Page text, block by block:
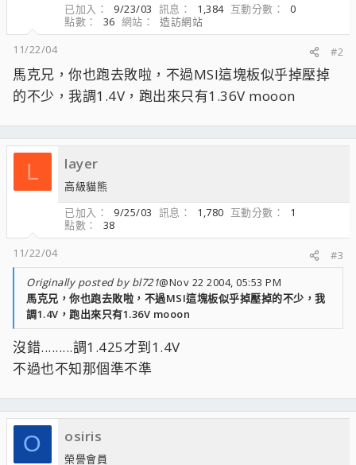
已加入
9/23/03 訊息 1,384 互動分數
0
點數
36 網站
造訪網站
11/22/04
#2
馬克兄，你也跑去敗啦，不過MSI這塊板似乎掉壓掉
的不少，我調1.4V，跑出來只有1.36V mooon
L layer
高級貓熊
已加入
9/25/03 訊息 1,780 互動分數
1
點數
38
11/22/04
#3
Originally posted by bl721@Nov 22 2004, 05:53 PM
馬克兄，你也跑去敗啦，不過MSI這塊板似乎掉壓掉的不少，我
調1.4V，跑出來只有1.36V mooon
沒錯.........調1.425才到1.4V
不過也不知那個準不準
O osiris
榮譽會員